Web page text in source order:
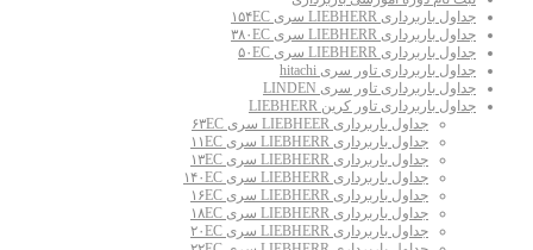
جداول باربرداری LIEBHERR سری ۱۵۴EC
جداول باربرداری LIEBHERR سری ۳۸۰EC
جداول باربرداری LIEBHERR سری ۵۰EC
جداول باربرداری تاور سری hitachi
جداول باربرداری تاور سری LINDEN
جداول باربرداری تاور کرین LIEBHERR
جداول باربرداری LIEBHEER سری ۶۳EC
جداول باربرداری LIEBHERR سری ۱۱EC
جداول باربرداری LIEBHERR سری ۱۳EC
جداول باربرداری LIEBHERR سری ۱۴۰EC
جداول باربرداری LIEBHERR سری ۱۶EC
جداول باربرداری LIEBHERR سری ۱۸EC
جداول باربرداری LIEBHERR سری ۲۰EC